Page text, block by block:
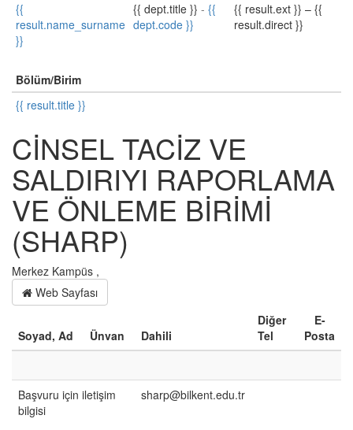
{{
result.name_surname
}}
{{ dept.title }} - {{
dept.code }}
{{ result.ext }} – {{
result.direct }}
Bölüm/Birim
{{ result.title }}
CİNSEL TACİZ VE
SALDIRIYI RAPORLAMA
VE ÖNLEME BİRİMİ
(SHARP)
Merkez Kampüs ,
Web Sayfası
Soyad, Ad Ünvan Dahili
Diğer
Tel
E-
Posta
Başvuru için iletişim
bilgisi
sharp@bilkent.edu.tr